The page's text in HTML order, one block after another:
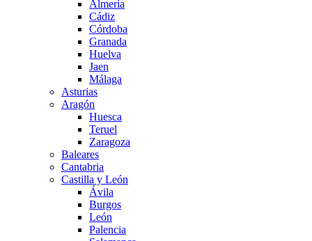
Almería
Cádiz
Córdoba
Granada
Huelva
Jaen
Málaga
Asturias
Aragón
Huesca
Teruel
Zaragoza
Baleares
Cantabria
Castilla y León
Ávila
Burgos
León
Palencia